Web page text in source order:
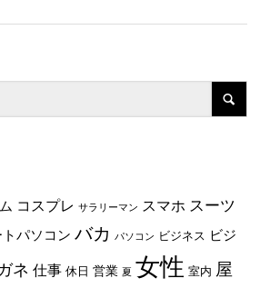
コスプレ サラリーマン スマホ スーツ
トパソコン バカ パソコン ビジネス ビジ
ネ 仕事 休日 営業 夏 女性 室内 屋